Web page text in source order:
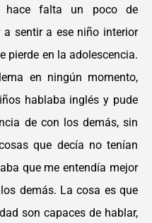
hace falta un poco de
sentir a ese niño interior
pierde en la adolescencia.
en ningún momento,
hablaba inglés y pude
de con los demás, sin
que decía no tenían
que me entendía mejor
demás. La cosa es que
son capaces de hablar,